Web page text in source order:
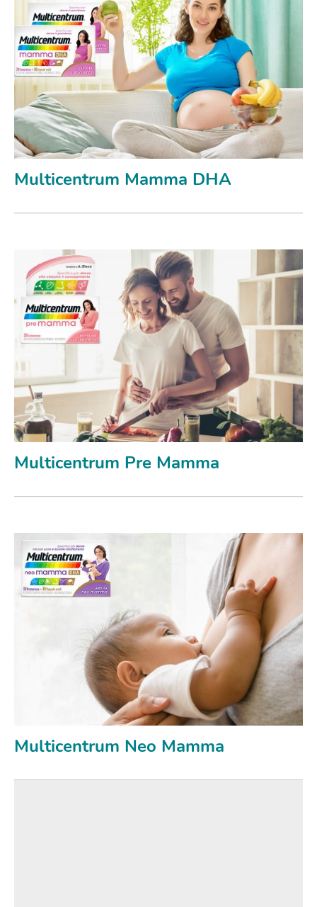
Multicentrum Mamma DHA
Multicentrum Pre Mamma
Multicentrum Neo Mamma